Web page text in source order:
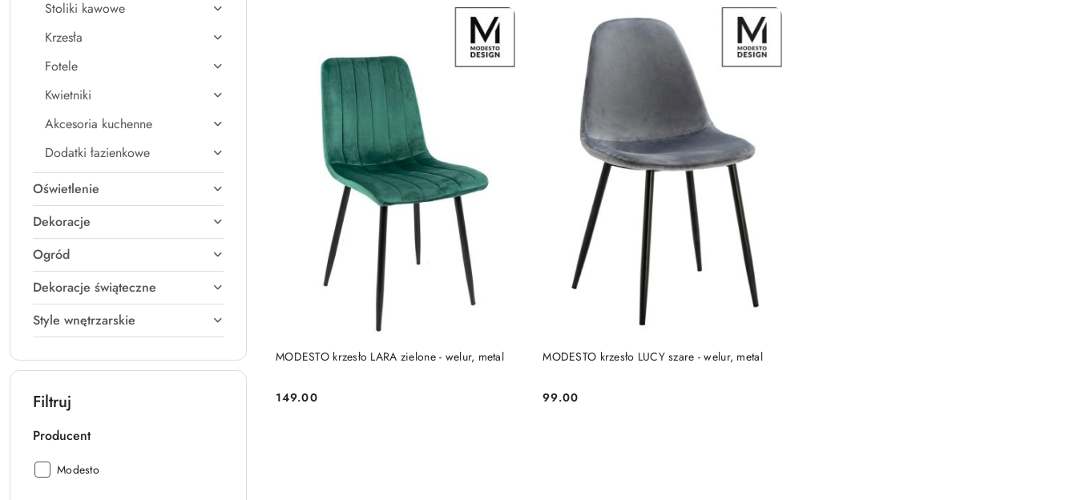
Stoliki kawowe
Krzesła
Fotele
Kwietniki
Akcesoria kuchenne
Dodatki łazienkowe
Oświetlenie
Dekoracje
Ogród
Dekoracje świąteczne
Style wnętrzarskie
Filtruj
Producent
Producent:
Modesto
MODESTO krzesło LARA zielone - welur, metal
Cena:
149.00
DO KOSZYKA MODESTO krzesło LUCY szare - welur, metal
Cena:
99.00
DO KOSZYKA